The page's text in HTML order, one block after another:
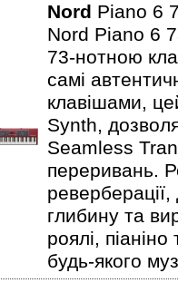
Nord Piano 6
Nord Piano 6
73-нотною
самі
клавішами,
Synth,
Seamless
переривань.
глибину та
роялі,
будь-якого